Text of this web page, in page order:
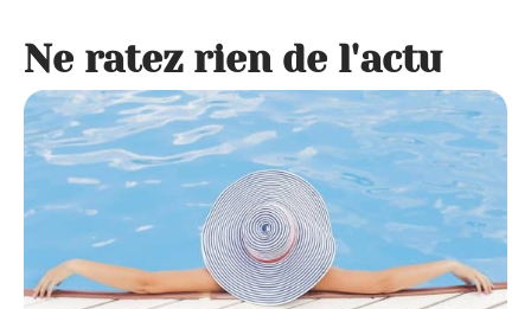
Ne ratez rien de l'actu